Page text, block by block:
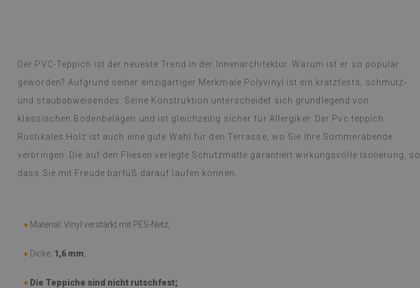
Der PVC-Teppich ist der neueste Trend in der Innenarchitektur. Warum ist er so populär
geworden? Aufgrund seiner einzigartiger Merkmale Polyvinyl ist ein kratzfests, schmutz-
und staubabweisendes. Seine Konstruktion unterscheidet sich grundlegend von
klassischen Bodenbelägen und ist gleichzeitig sicher für Allergiker. Der Pvc teppich
Rustikales Holz ist auch eine gute Wahl für den Terrasse, wo Sie Ihre Sommerabende
verbringen. Die auf den Fliesen verlegte Schutzmatte garantiert wirkungsvolle Isolierung, so
dass Sie mit Freude barfuß darauf laufen können.
♦ Material: Vinyl verstärkt mit PES-Netz;
♦ Dicke: 1,6 mm;
♦ Die Teppiche sind nicht rutschfest;